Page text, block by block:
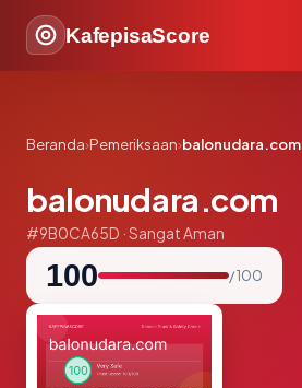
KafepisaScore
Beranda›Pemeriksaan›balonudara.com
balonudara.com
#9B0CA65D · Sangat Aman
100 / 100